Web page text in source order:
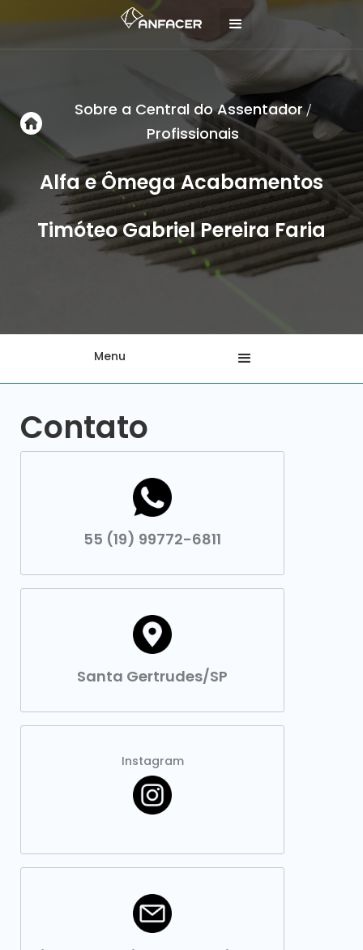
Sobre a Central do Assentador/
Profissionais
Alfa e Ômega Acabamentos
Timóteo Gabriel Pereira Faria
Menu
Contato
55 (19) 99772-6811
Santa Gertrudes/SP
Instagram